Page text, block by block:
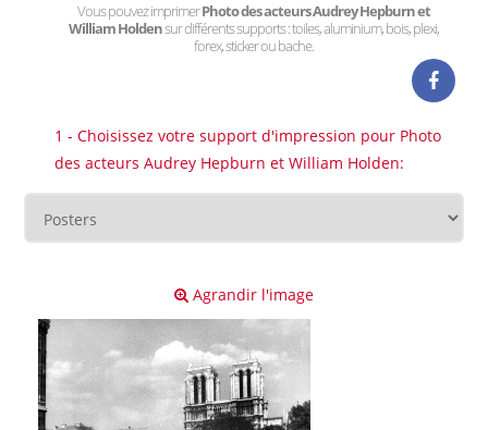
Vous pouvez imprimerPhoto des acteurs Audrey Hepburn et
William Holdensur différents supports : toiles, aluminium, bois, plexi,
forex, sticker ou bache.
1 - Choisissez votre support d'impression pour Photo
des acteurs Audrey Hepburn et William Holden:
Agrandir l'image